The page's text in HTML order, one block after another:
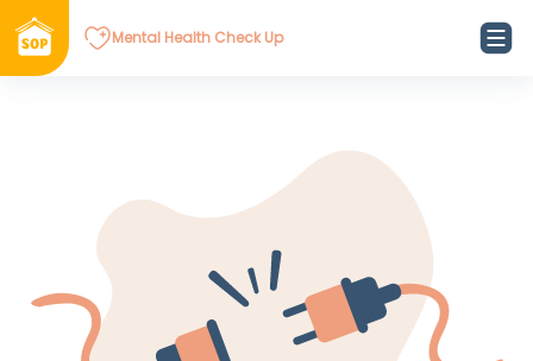
Mental Health Check Up